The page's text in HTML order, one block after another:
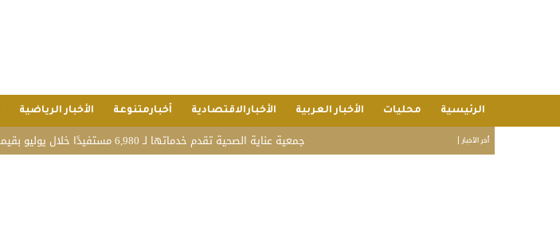
الرئيسية محليات الأخبار العربية الأخبارالاقتصادية أخبارمتنوعة الأخبار الرياضية
أخر الأخبار | جمعية عناية الصحية تقدم خدماتها لـ 6,980 مستفيدًا خلال يوليو بقيمة اقتصادية تجاوزت 9.2 مليون ريال